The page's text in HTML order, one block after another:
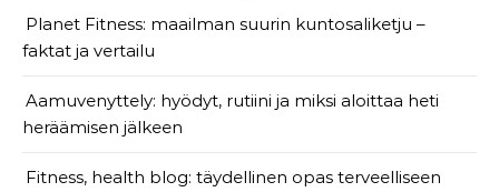
Planet Fitness: maailman suurin kuntosaliketju –
faktat ja vertailu
Aamuvenyttely: hyödyt, rutiini ja miksi aloittaa heti
heräämisen jälkeen
Fitness, health blog: täydellinen opas terveelliseen